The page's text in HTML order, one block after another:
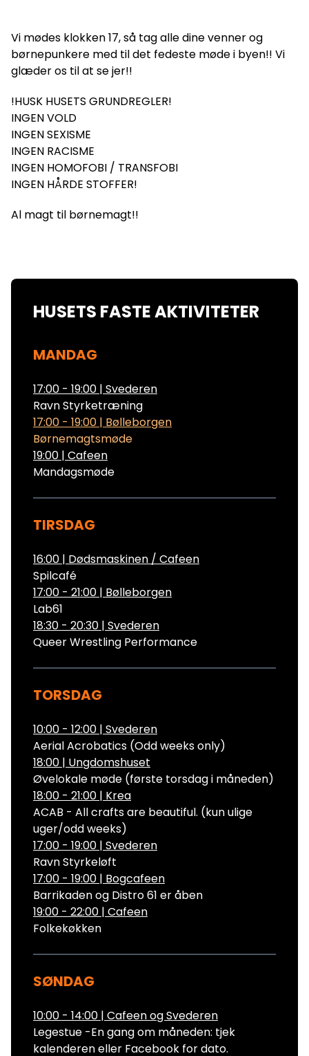
Vi mødes klokken 17, så tag alle dine venner og
børnepunkere med til det fedeste møde i byen!! Vi
glæder os til at se jer!!
!HUSK HUSETS GRUNDREGLER!
INGEN VOLD
INGEN SEXISME
INGEN RACISME
INGEN HOMOFOBI / TRANSFOBI
INGEN HÅRDE STOFFER!
Al magt til børnemagt!!
HUSETS FASTE AKTIVITETER
MANDAG
17:00 - 19:00 | Svederen
Ravn Styrketræning
17:00 - 19:00 | Bølleborgen
Børnemagtsmøde
19:00 | Cafeen
Mandagsmøde
TIRSDAG
16:00 | Dødsmaskinen / Cafeen
Spilcafé
17:00 - 21:00 | Bølleborgen
Lab61
18:30 - 20:30 | Svederen
Queer Wrestling Performance
TORSDAG
10:00 - 12:00 | Svederen
Aerial Acrobatics (Odd weeks only)
18:00 | Ungdomshuset
Øvelokale møde (første torsdag i måneden)
18:00 - 21:00 | Krea
ACAB - All crafts are beautiful. (kun ulige
uger/odd weeks)
17:00 - 19:00 | Svederen
Ravn Styrkeløft
17:00 - 19:00 | Bogcafeen
Barrikaden og Distro 61 er åben
19:00 - 22:00 | Cafeen
Folkekøkken
SØNDAG
10:00 - 14:00 | Cafeen og Svederen
Legestue -En gang om måneden: tjek
kalenderen eller Facebook for dato.